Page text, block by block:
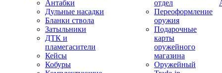
Антабки
Дульные насадки
Бланки ствола
Затыльники
ДТК и
пламегасители
Кейсы
Кобуры
отдел
Переоформление
оружия
Подарочные
карты
оружейного
магазина
Оружейный